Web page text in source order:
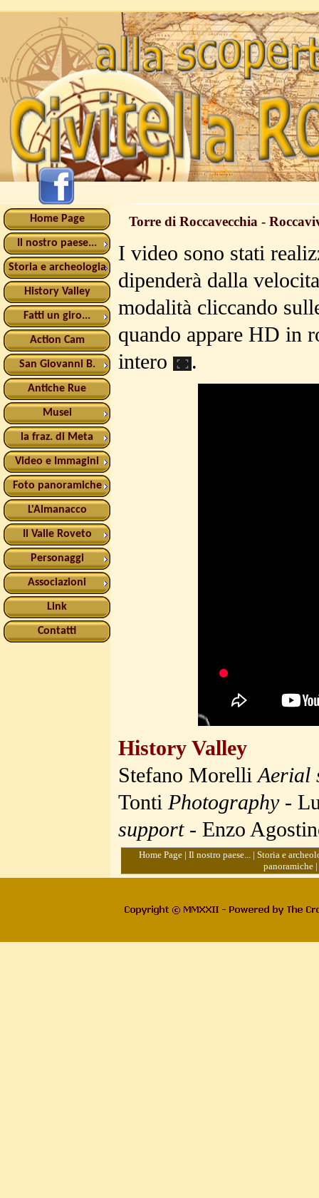
Home Page
Il nostro paese...
Storia e archeologia
History Valley
Fatti un giro...
Action Cam
San Giovanni B.
Antiche Rue
Musei
la fraz. di Meta
Video e Immagini
Foto panoramiche
L'Almanacco
Il Valle Roveto
Personaggi
Associazioni
Link
Contatti
Torre di Roccavecchia -
I video sono stati
dipenderà dalla
modalità cliccando
quando appare HD in
intero
.
History Valley
Stefano Morelli Aerial
Tonti Photography-
support- Enzo
Home Page | Il nostro paese... | Storia e
panoramiche|